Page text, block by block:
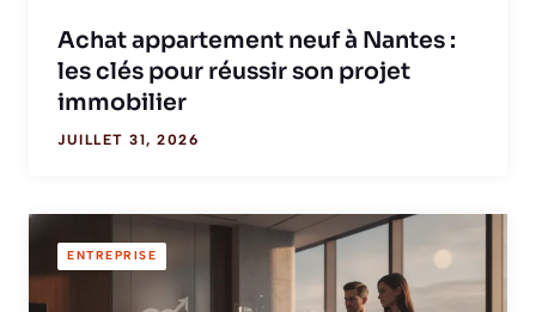
Achat appartement neuf à Nantes :
les clés pour réussir son projet
immobilier
JUILLET 31, 2026
ENTREPRISE